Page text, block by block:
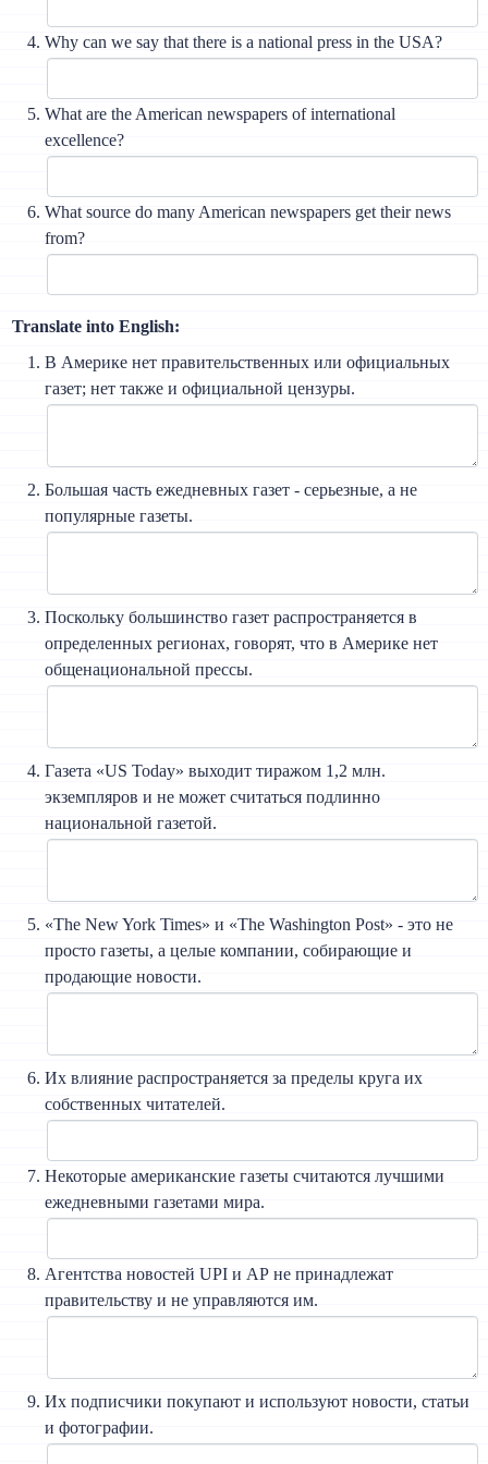
Why can we say that there is a national press in the USA?
What are the American newspapers of international
excellence?
What source do many American newspapers get their news
from?
Translate into English:
В Америке нет правительственных или официальных
газет; нет также и официальной цензуры.
Большая часть ежедневных газет - серьезные, а не
популярные газеты.
Поскольку большинство газет распространяется в
определенных регионах, говорят, что в Америке нет
общенациональной прессы.
Газета «US Today» выходит тиражом 1,2 млн.
экземпляров и не может считаться подлинно
национальной газетой.
«The New York Times» и «The Washington Post» - это не
просто газеты, а целые компании, собирающие и
продающие новости.
Их влияние распространяется за пределы круга их
собственных читателей.
Некоторые американские газеты считаются лучшими
ежедневными газетами мира.
Агентства новостей UPI и АР не принадлежат
правительству и не управляются им.
Их подписчики покупают и используют новости, статьи
и фотографии.